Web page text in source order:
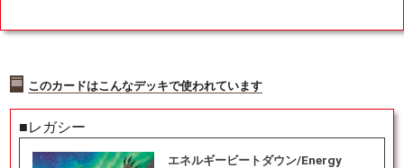
このカードはこんなデッキで使われています
■レガシー
エネルギービートダウン/Energy